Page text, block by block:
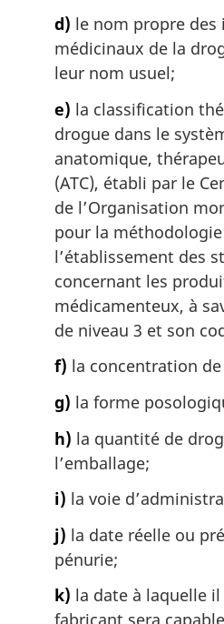
d) le nom propre des
médicinaux de la
leur nom usuel;
e) la classification
drogue dans le
anatomique,
(ATC), établi par le
de l’Organisation
pour la
l’établissement des
concernant les
médicamenteux, à
de niveau 3 et son
f) la concentration
g) la forme
h) la quantité de
l’emballage;
i) la voie
j) la date réelle ou
pénurie;
k) la date à laquelle